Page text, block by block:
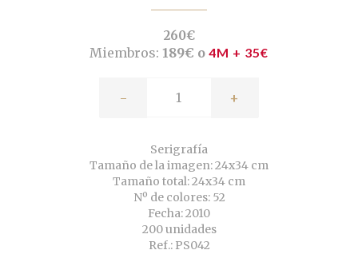
260€
Miembros: 189€ o 4M + 35€
- +
Serigrafía
Tamaño de la imagen: 24x34 cm
Tamaño total: 24x34 cm
Nº de colores: 52
Fecha: 2010
200 unidades
Ref.: PS042